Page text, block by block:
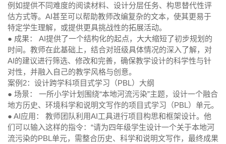
例如提供不同难度的阅读材料、设计分层任务、构思替代性评
估方式等。AI甚至可以帮助教师改编复杂的文本，使其更易于
特定学生理解，或提供更具挑战性的拓展活动。
● 成果：
AI提供了一个结构化的起点，大大缩短了初步规划的
时间。教师在此基础上，结合对班级具体情况的深入了解，对
AI的建议进行筛选、修改和完善，确保教学设计的科学性与针
对性，并融入自己的教学风格与创意。
案例2：设计跨学科项目式学习（PBL）大纲
● 场景：
一所小学计划围绕“本地河流污染”主题，设计一个融合
地方历史、环境科学和说明文写作的项目式学习（PBL）单元。
● AI应用：
教师团队利用AI工具进行项目构思和框架设计。他
们可以输入这样的指令：“请为四年级学生设计一个关于本地河
流污染的PBL单元，需整合历史、科学和说明文写作，最终成果